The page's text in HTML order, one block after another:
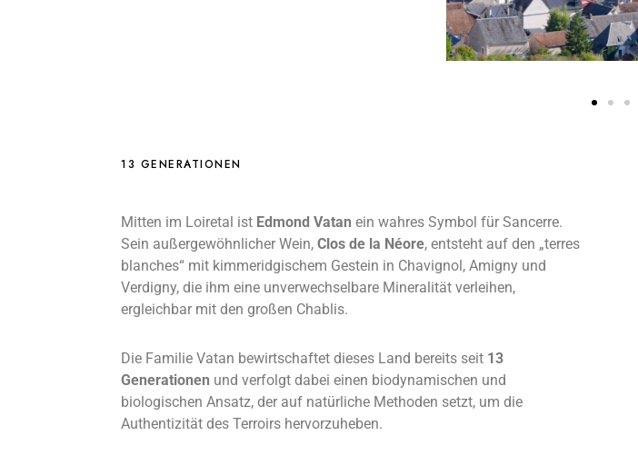
13 GENERATIONEN
Mitten im Loiretal ist Edmond Vatan ein wahres Symbol für Sancerre.
Sein außergewöhnlicher Wein,Clos de la Néore, entsteht auf den „terres
blanches“ mit kimmeridgischem Gestein in Chavignol, Amigny und
Verdigny, die ihm eine unverwechselbare Mineralität verleihen,
ergleichbar mit den großen Chablis.
Die Familie Vatan bewirtschaftet dieses Land bereits seit 13
Generationen und verfolgt dabei einen biodynamischen und
biologischen Ansatz, der auf natürliche Methoden setzt, um die
Authentizität des Terroirs hervorzuheben.